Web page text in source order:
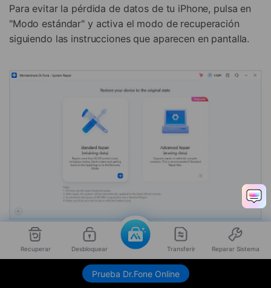
Recuperar Desbloquear Transferir Reparar Sistema
Prueba Dr.Fone Online
Para evitar la pérdida de datos de tu iPhone, pulsa en
"Modo estándar" y activa el modo de recuperación
siguiendo las instrucciones que aparecen en pantalla.
Paso 3: Descarga el firmware compatible
Después de activar el modo de recuperación en tu
iPhone, Wondershare Dr.Fone detectará